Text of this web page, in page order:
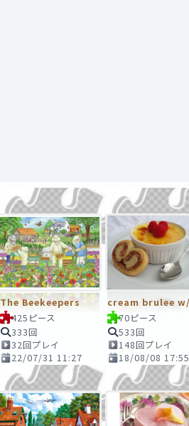
The Beekeepers
425ピース
333回
32回プレイ
22/07/31 11:27
70ピース
533回
148回プレイ
18/08/08 17:55